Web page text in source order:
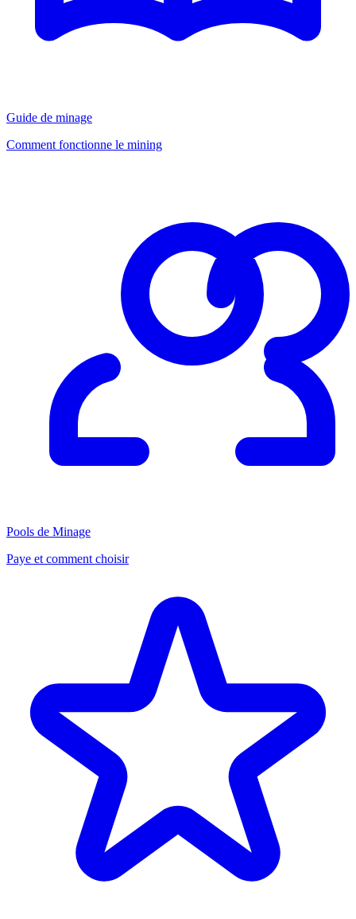
Guide de minage
Comment fonctionne le mining
Pools de Minage
Paye et comment choisir